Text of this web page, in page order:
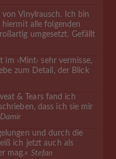
von Vinylrausch. Ich bin
alle folgenden
umgesetzt. Gefällt
im ›Mint‹ sehr vermisse,
zum Detail, der Blick
& Tears fand ich
dass ich sie mir
Damir
und durch die
ich jetzt auch als
mag.« Stefan